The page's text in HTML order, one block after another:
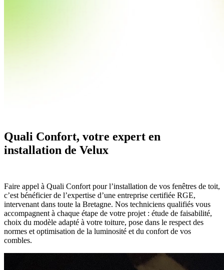
Quali Confort, votre expert en
installation de Velux
Faire appel à Quali Confort pour l’installation de vos fenêtres de toit,
c’est bénéficier de l’expertise d’une entreprise certifiée RGE,
intervenant dans toute la Bretagne. Nos techniciens qualifiés vous
accompagnent à chaque étape de votre projet : étude de faisabilité,
choix du modèle adapté à votre toiture, pose dans le respect des
normes et optimisation de la luminosité et du confort de vos
combles.